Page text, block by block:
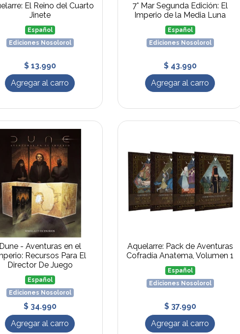
El Reino del Cuarto
Jinete
Español
Ediciones Nosolorol
$ 13.990
Agregar al carro
7° Mar Segunda Edición: El
Imperio de la Media Luna
Español
Ediciones Nosolorol
$ 43.990
Agregar al carro
- Aventuras en el
Recursos Para El
Director De Juego
Español
Ediciones Nosolorol
$ 34.990
Agregar al carro
Aquelarre: Pack de Aventuras
Cofradía Anatema, Volumen 1
Español
Ediciones Nosolorol
$ 37.990
Agregar al carro